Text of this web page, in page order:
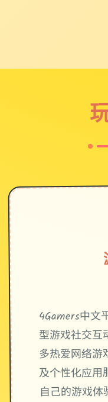
4Gamers中文
型游戏社交互
多热爱网络游
及个性化应用
自己的游戏体